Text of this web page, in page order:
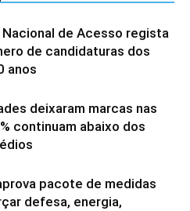
Nacional de Acesso regista
de candidaturas dos
anos
deixaram marcas nas
continuam abaixo dos
pacote de medidas
defesa, energia,